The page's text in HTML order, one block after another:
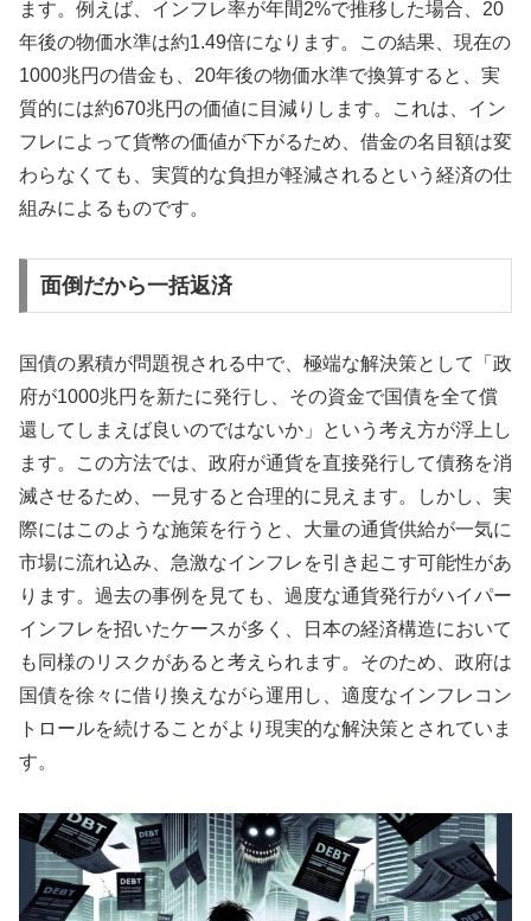
ます。例えば、インフレ率が年間2%で推移した場合、20
年後の物価水準は約1.49倍になります。この結果、現在の
1000兆円の借金も、20年後の物価水準で換算すると、実
質的には約670兆円の価値に目減りします。これは、イン
フレによって貨幣の価値が下がるため、借金の名目額は変
わらなくても、実質的な負担が軽減されるという経済の仕
組みによるものです。
面倒だから一括返済
国債の累積が問題視される中で、極端な解決策として「政
府が1000兆円を新たに発行し、その資金で国債を全て償
還してしまえば良いのではないか」という考え方が浮上し
ます。この方法では、政府が通貨を直接発行して債務を消
滅させるため、一見すると合理的に見えます。しかし、実
際にはこのような施策を行うと、大量の通貨供給が一気に
市場に流れ込み、急激なインフレを引き起こす可能性があ
ります。過去の事例を見ても、過度な通貨発行がハイパー
インフレを招いたケースが多く、日本の経済構造において
も同様のリスクがあると考えられます。そのため、政府は
国債を徐々に借り換えながら運用し、適度なインフレコン
トロールを続けることがより現実的な解決策とされていま
す。